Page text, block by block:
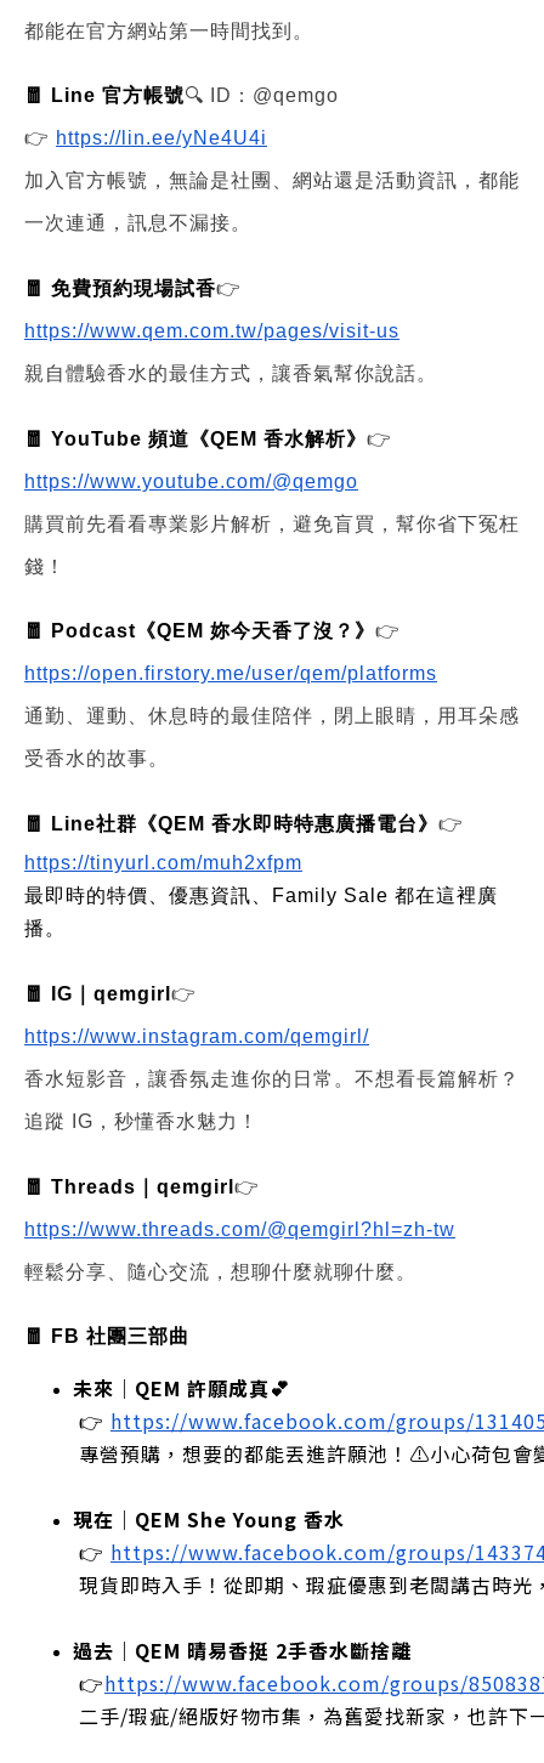
都能在官方網站第一時間找到。
🧧 Line 官方帳號🔍 ID：@qemgo
👉 https://lin.ee/yNe4U4i
加入官方帳號，無論是社團、網站還是活動資訊，都能
一次連通，訊息不漏接。
🧧 免費預約現場試香👉
https://www.qem.com.tw/pages/visit-us
親自體驗香水的最佳方式，讓香氣幫你說話。
🧧 YouTube 頻道《QEM 香水解析》 👉
https://www.youtube.com/@qemgo
購買前先看看專業影片解析，避免盲買，幫你省下冤枉
錢！
🧧 Podcast《QEM 妳今天香了沒？》 👉
https://open.firstory.me/user/qem/platforms
通勤、運動、休息時的最佳陪伴，閉上眼睛，用耳朵感
受香水的故事。
🧧 Line社群《QEM 香水即時特惠廣播電台》 👉
https://tinyurl.com/muh2xfpm
最即時的特價、優惠資訊、Family Sale 都在這裡廣
播。
🧧 IG｜qemgirl 👉
https://www.instagram.com/qemgirl/
香水短影音，讓香氛走進你的日常。不想看長篇解析？
追蹤 IG，秒懂香水魅力！
🧧 Threads｜qemgirl 👉
https://www.threads.com/@qemgirl?hl=zh-tw
輕鬆分享、隨心交流，想聊什麼就聊什麼。
🧧 FB 社團三部曲
未來｜QEM 許願成真💕
👉 https://www.facebook.com/groups/
專營預購，想要的都能丟進許願池！⚠️小心荷包會
現在｜QEM She Young 香水
👉 https://www.facebook.com/groups/
現貨即時入手！從即期、瑕疵優惠到老闆講古時
過去｜QEM 晴易香挺 2手香水斷捨離
👉https://www.facebook.com/groups/
二手/瑕疵/絕版好物市集，為舊愛找新家，也許下